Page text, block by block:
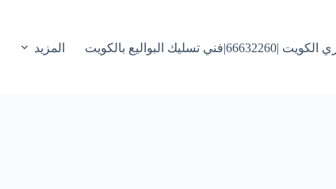
تسليك البواليع بالكويت المزيد